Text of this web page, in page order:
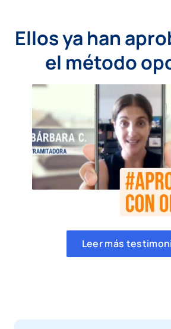
Ellos ya han
el método
Leer más